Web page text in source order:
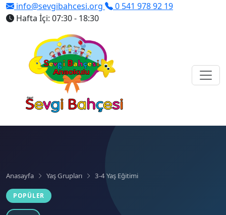
info@sevgibahcesi.org
0 541 978 92 19
Hafta İçi: 07:30 - 18:30
Anasayfa Yaş Grupları 3-4 Yaş Eğitimi
POPÜLER